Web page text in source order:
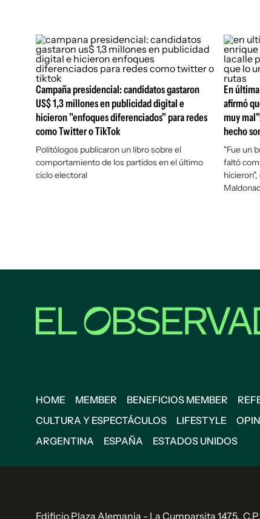
Campaña presidencial: candidatos gastaron
US$ 1,3 millones en publicidad digital e
hicieron "enfoques diferenciados" para redes
como Twitter o TikTok
Politólogos publicaron un libro sobre el
comportamiento de los partidos en el último
ciclo electoral
En
afirmó
muy
hecho
"Fue un
faltó
HOME MEMBER BENEFICIOS MEMBER
CULTURA Y ESPECTÁCULOS
LIFESTYLE
ARGENTINA
ESPAÑA ESTADOS UNIDOS
Edificio Plaza Alemania - La Cumparsita 1475.,